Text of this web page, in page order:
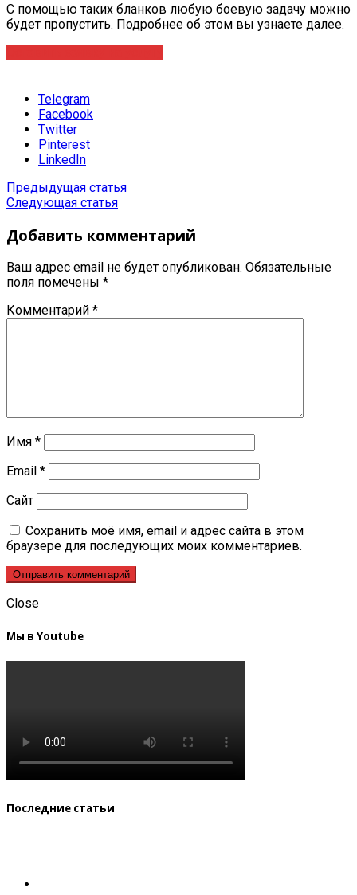
С помощью таких бланков любую боевую задачу можно
будет пропустить. Подробнее об этом вы узнаете далее.
Telegram
Facebook
Twitter
Pinterest
LinkedIn
Предыдущая статья
Следующая статья
Добавить комментарий
Ваш адрес email не будет опубликован. Обязательные
поля помечены *
Комментарий *
Имя *
Email *
Сайт
Сохранить моё имя, email и адрес сайта в этом
браузере для последующих моих комментариев.
Close
Мы в Youtube
Последние статьи